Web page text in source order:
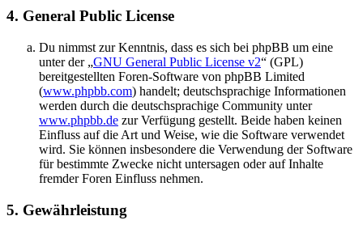
4. General Public License
Du nimmst zur Kenntnis, dass es sich bei phpBB um eine
unter der „GNU General Public License v2“ (GPL)
bereitgestellten Foren-Software von phpBB Limited
(www.phpbb.com) handelt; deutschsprachige Informationen
werden durch die deutschsprachige Community unter
www.phpbb.de zur Verfügung gestellt. Beide haben keinen
Einfluss auf die Art und Weise, wie die Software verwendet
wird. Sie können insbesondere die Verwendung der Software
für bestimmte Zwecke nicht untersagen oder auf Inhalte
fremder Foren Einfluss nehmen.
5. Gewährleistung